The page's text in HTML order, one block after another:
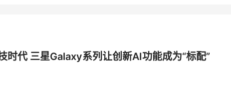
因而NSC55实际上重新定义了模块化存储技术，确立了新的行
连接能力以及基于磁盘的WORM软件，实现永久记录保留，
功能的唯一供应商，使NSC55成为进行大型机光带更换的理想
时代 三星Galaxy系列让创新AI功能成为“标配”